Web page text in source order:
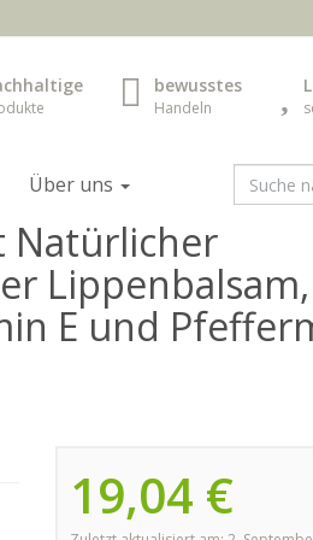
bewusstes
Handeln
Über uns
Natürlicher
E und
19,04 €